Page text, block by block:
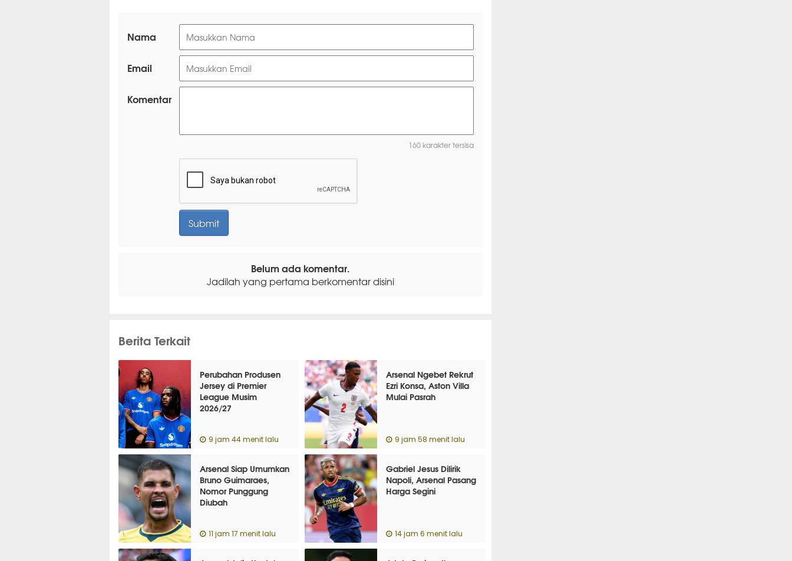
Nama
Email
Komentar
160 karakter tersisa
Belum ada komentar.
Jadilah yang pertama berkomentar disini
Berita Terkait
Perubahan Produsen
Jersey di Premier
League Musim
2026/27
9 jam 44 menit lalu
Arsenal Ngebet Rekrut
Ezri Konsa, Aston Villa
Mulai Pasrah
9 jam 58 menit lalu
Arsenal Siap Umumkan
Bruno Guimaraes,
Nomor Punggung
Diubah
11 jam 17 menit lalu
Gabriel Jesus Dilirik
Napoli, Arsenal Pasang
Harga Segini
14 jam 6 menit lalu